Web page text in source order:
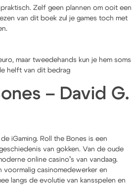
Zelf geen plannen om ooit een
van dit boek zul je games toch met
maar tweedehands kun je hem soms
helft van dit bedrag
– David G.
iGaming. Roll the Bones is een
van gokken. Van de oude
online casino’s van vandaag.
voormalig casinomedewerker en
langs de evolutie van kansspelen en